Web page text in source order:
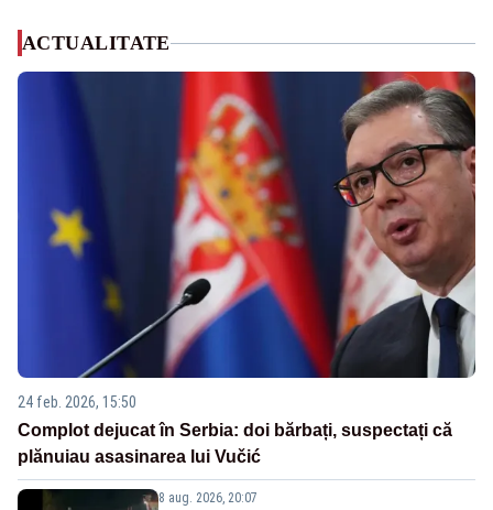
ACTUALITATE
24 feb. 2026, 15:50
Complot dejucat în Serbia: doi bărbați, suspectați că
plănuiau asasinarea lui Vučić
8 aug. 2026, 20:07